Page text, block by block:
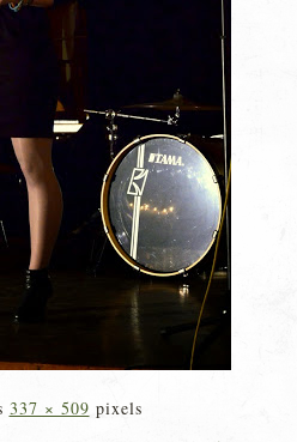
337 × 509 pixels